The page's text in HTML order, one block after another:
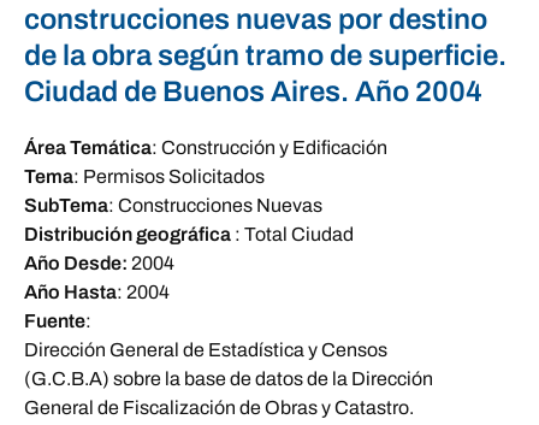
construcciones nuevas por destino
de la obra según tramo de superficie.
Ciudad de Buenos Aires. Año 2004
Área Temática: Construcción y Edificación
Tema: Permisos Solicitados
SubTema: Construcciones Nuevas
Distribución geográfica : Total Ciudad
Año Desde: 2004
Año Hasta: 2004
Fuente:
Dirección General de Estadística y Censos
(G.C.B.A) sobre la base de datos de la Dirección
General de Fiscalización de Obras y Catastro.